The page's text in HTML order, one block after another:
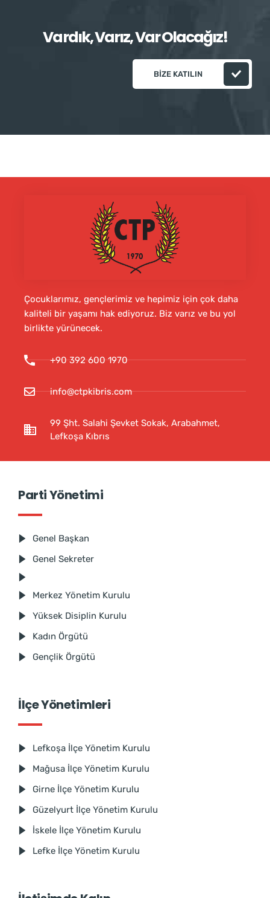
Vardık, Varız, Var Olacağız!
BIZE KATILIN
Çocuklarımız, gençlerimiz ve hepimiz için çok daha
kaliteli bir yaşamı hak ediyoruz. Biz varız ve bu yol
birlikte yürünecek.
+90 392 600 1970
info@ctpkibris.com
99 Şht. Salahi Şevket Sokak, Arabahmet,
Lefkoşa Kıbrıs
Parti Yönetimi
Genel Başkan
Genel Sekreter
Merkez Yönetim Kurulu
Yüksek Disiplin Kurulu
Kadın Örgütü
Gençlik Örgütü
İlçe Yönetimleri
Lefkoşa İlçe Yönetim Kurulu
Mağusa İlçe Yönetim Kurulu
Girne İlçe Yönetim Kurulu
Güzelyurt İlçe Yönetim Kurulu
İskele İlçe Yönetim Kurulu
Lefke İlçe Yönetim Kurulu